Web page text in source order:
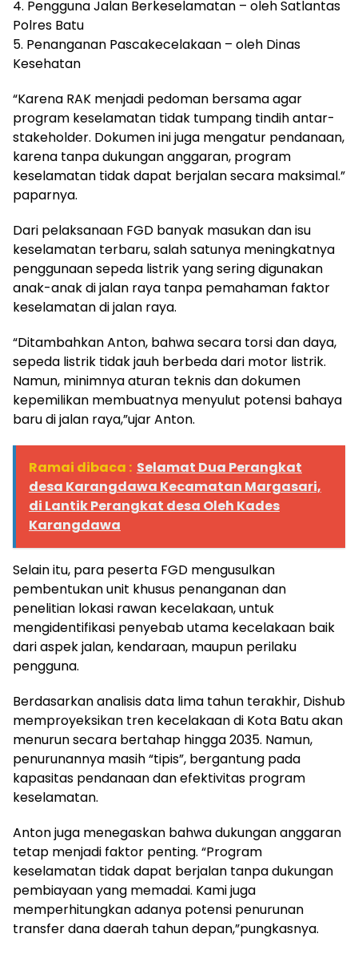
4. Pengguna Jalan Berkeselamatan – oleh Satlantas
Polres Batu
5. Penanganan Pascakecelakaan – oleh Dinas
Kesehatan
“Karena RAK menjadi pedoman bersama agar
program keselamatan tidak tumpang tindih antar-
stakeholder. Dokumen ini juga mengatur pendanaan,
karena tanpa dukungan anggaran, program
keselamatan tidak dapat berjalan secara maksimal.”
paparnya.
Dari pelaksanaan FGD banyak masukan dan isu
keselamatan terbaru, salah satunya meningkatnya
penggunaan sepeda listrik yang sering digunakan
anak-anak di jalan raya tanpa pemahaman faktor
keselamatan di jalan raya.
“Ditambahkan Anton, bahwa secara torsi dan daya,
sepeda listrik tidak jauh berbeda dari motor listrik.
Namun, minimnya aturan teknis dan dokumen
kepemilikan membuatnya menyulut potensi bahaya
baru di jalan raya,”ujar Anton.
Ramai dibaca : Selamat Dua Perangkat
desa Karangdawa Kecamatan Margasari,
di Lantik Perangkat desa Oleh Kades
Karangdawa
Selain itu, para peserta FGD mengusulkan
pembentukan unit khusus penanganan dan
penelitian lokasi rawan kecelakaan, untuk
mengidentifikasi penyebab utama kecelakaan baik
dari aspek jalan, kendaraan, maupun perilaku
pengguna.
Berdasarkan analisis data lima tahun terakhir, Dishub
memproyeksikan tren kecelakaan di Kota Batu akan
menurun secara bertahap hingga 2035. Namun,
penurunannya masih “tipis”, bergantung pada
kapasitas pendanaan dan efektivitas program
keselamatan.
Anton juga menegaskan bahwa dukungan anggaran
tetap menjadi faktor penting. “Program
keselamatan tidak dapat berjalan tanpa dukungan
pembiayaan yang memadai. Kami juga
memperhitungkan adanya potensi penurunan
transfer dana daerah tahun depan,”pungkasnya.